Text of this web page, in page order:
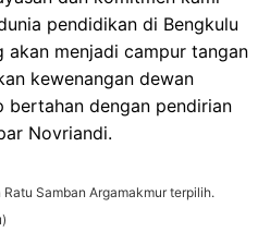
pendidikan di Bengkulu
akan menjadi campur tangan
kewenangan dewan
bertahan dengan pendirian
Novriandi.
Samban Argamakmur terpilih.